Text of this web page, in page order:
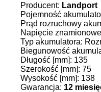
Producent: Landport
Pojemność
Prąd rozruchowy
Napięcie
Typ akumulatora:
Biegunowość
Długość [mm]: 135
Szerokość [mm]: 75
Wysokość [mm]: 138
Gwarancja: 12